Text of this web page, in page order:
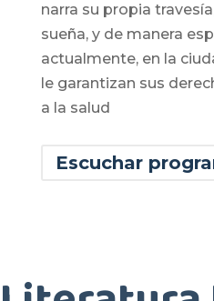
narra su propia
sueña, y de manera
actualmente, en la
le garantizan sus
a la salud
Escuchar